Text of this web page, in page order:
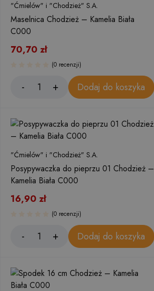
"Ćmielów" i "Chodzież" S.A.
Maselnica Chodzież – Kamelia Biała
C000
70,70 zł
(0 recenzji)
Dodaj do koszyka
"Ćmielów" i "Chodzież" S.A.
Posypywaczka do pieprzu 01 Chodzież –
Kamelia Biała C000
16,90 zł
(0 recenzji)
Dodaj do koszyka